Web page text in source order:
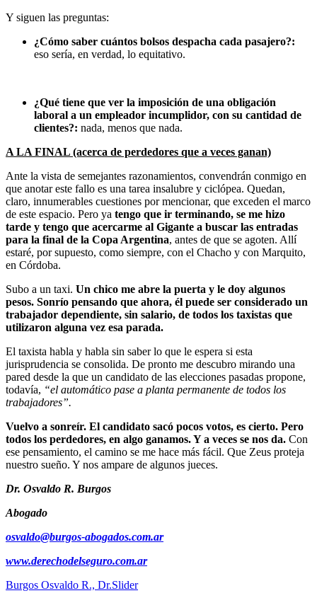
Y siguen las preguntas:
¿Cómo saber cuántos bolsos despacha cada pasajero?:
eso sería, en verdad, lo equitativo.
¿Qué tiene que ver la imposición de una obligación
laboral a un empleador incumplidor, con su cantidad de
clientes?: nada, menos que nada.
A LA FINAL (acerca de perdedores que a veces ganan)
Ante la vista de semejantes razonamientos, convendrán conmigo en
que anotar este fallo es una tarea insalubre y ciclópea. Quedan,
claro, innumerables cuestiones por mencionar, que exceden el marco
de este espacio. Pero ya tengo que ir terminando, se me hizo
tarde y tengo que acercarme al Gigante a buscar las entradas
para la final de la Copa Argentina, antes de que se agoten. Allí
estaré, por supuesto, como siempre, con el Chacho y con Marquito,
en Córdoba.
Subo a un taxi. Un chico me abre la puerta y le doy algunos
pesos. Sonrío pensando que ahora, él puede ser considerado un
trabajador dependiente, sin salario, de todos los taxistas que
utilizaron alguna vez esa parada.
El taxista habla y habla sin saber lo que le espera si esta
jurisprudencia se consolida. De pronto me descubro mirando una
pared desde la que un candidato de las elecciones pasadas propone,
todavía, “el automático pase a planta permanente de todos los
trabajadores”.
Vuelvo a sonreír. El candidato sacó pocos votos, es cierto. Pero
todos los perdedores, en algo ganamos. Y a veces se nos da. Con
ese pensamiento, el camino se me hace más fácil. Que Zeus proteja
nuestro sueño. Y nos ampare de algunos jueces.
Dr. Osvaldo R. Burgos
Abogado
osvaldo@burgos-abogados.com.ar
www.derechodelseguro.com.ar
Burgos Osvaldo R., Dr.Slider